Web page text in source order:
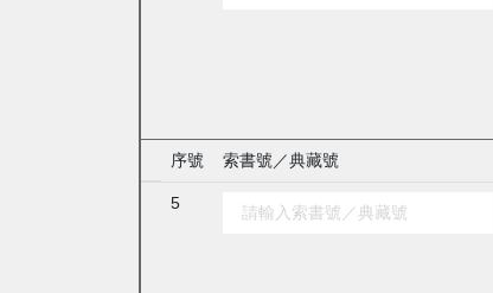
序號 索書號／典藏號
5